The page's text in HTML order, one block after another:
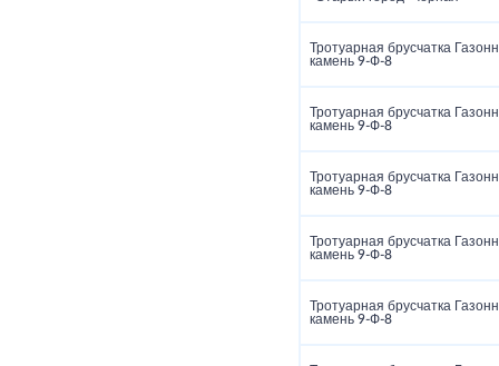
Тротуарная брусчатка
камень 9‑Ф‑8
Тротуарная брусчатка
камень 9‑Ф‑8
Тротуарная брусчатка
камень 9‑Ф‑8
Тротуарная брусчатка
камень 9‑Ф‑8
Тротуарная брусчатка
камень 9‑Ф‑8